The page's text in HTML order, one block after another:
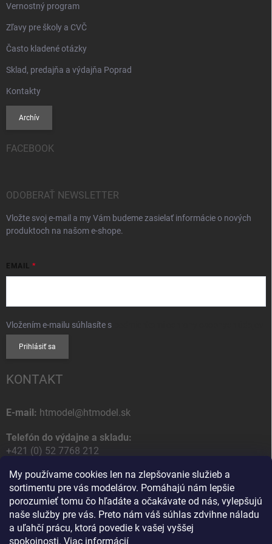
My používame cookies len na zlepšovanie služieb a
sortimentu pre vás modelárov. Pomáhajú nám lepšie
porozumieť tomu čo hľadáte a očakávate od nás, vylepšujú
naše služby pre vás. Preto nám váš súhlas zdvihne náladu
a uľahčí prácu, ktorá povedie k vašej vyššej
spokojnosti. Viac informácií
Vernostný program
Zľavy pre školy a CVČ
Často kladené otázky
Sklad, predajňa a výdajňa Poprad
Kontakty
Archív
FACEBOOK
ODOBERAŤ NEWSLETTER
Vložte svoj e-mail a my Vám budeme zasielať informácie o nových
produktoch na našom e-shope.
EMAIL
Vložením e-mailu súhlasíte s
Prihlásiť sa
KONTAKT
E-mail: htmodel@htmodel.sk
Telefón do výdajne a skladu:
+421 (0) 52 7768 212
Poštová / Odberná adresa:
HT model
Na letisko 49
058 01 Poprad
Slovenská Republika